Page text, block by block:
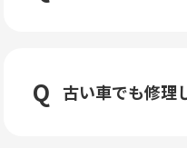
古い車でも修理